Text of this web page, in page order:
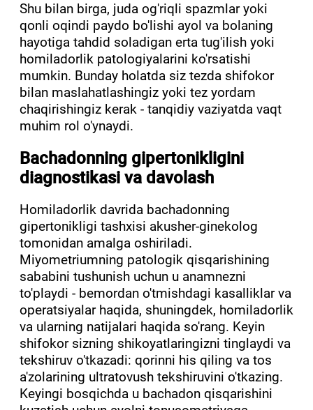
Shu bilan birga, juda og'riqli spazmlar yoki
qonli oqindi paydo bo'lishi ayol va bolaning
hayotiga tahdid soladigan erta tug'ilish yoki
homiladorlik patologiyalarini ko'rsatishi
mumkin. Bunday holatda siz tezda shifokor
bilan maslahatlashingiz yoki tez yordam
chaqirishingiz kerak - tanqidiy vaziyatda vaqt
muhim rol o'ynaydi.
Bachadonning gipertonikligini
diagnostikasi va davolash
Homiladorlik davrida bachadonning
gipertonikligi tashxisi akusher-ginekolog
tomonidan amalga oshiriladi.
Miyometriumning patologik qisqarishining
sababini tushunish uchun u anamnezni
to'playdi - bemordan o'tmishdagi kasalliklar va
operatsiyalar haqida, shuningdek, homiladorlik
va ularning natijalari haqida so'rang. Keyin
shifokor sizning shikoyatlaringizni tinglaydi va
tekshiruv o'tkazadi: qorinni his qiling va tos
a'zolarining ultratovush tekshiruvini o'tkazing.
Keyingi bosqichda u bachadon qisqarishini